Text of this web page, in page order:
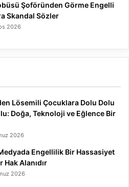
Şoföründen Görme Engelli
Skandal Sözler
2026
Lösemili Çocuklara Dolu Dolu
Doğa, Teknoloji ve Eğlence Bir
2026
Engellilik Bir Hassasiyet
Hak Alanıdır
2026